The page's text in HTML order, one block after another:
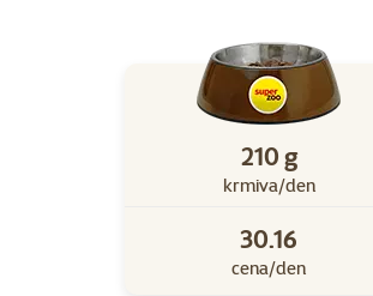
210 g
krmiva/den
30.16
cena/den